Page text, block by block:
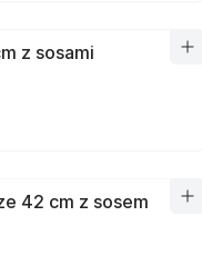
z sosami
42 cm z sosem